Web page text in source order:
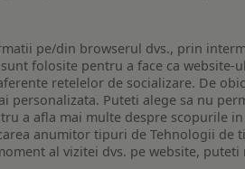
pe/din browserul dvs., prin
folosite pentru a face ca
retelelor de socializare. De
personalizata. Puteti alege sa nu
a afla mai multe despre scopurile
anumitor tipuri de Tehnologii
al vizitei dvs. pe website,